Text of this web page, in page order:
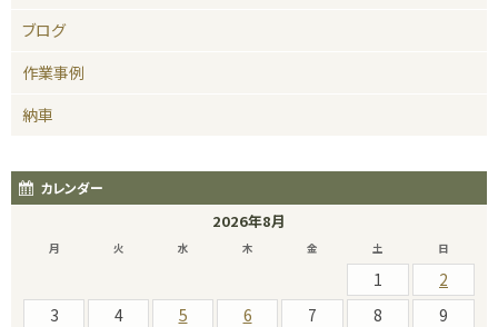
ブログ
作業事例
納車
カレンダー
2026年8月
月 火 水 木 金 土 日
1
2
3
4 5 6 7 8
9